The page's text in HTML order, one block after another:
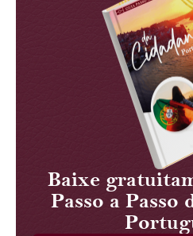
Baixe
Passo a Passo